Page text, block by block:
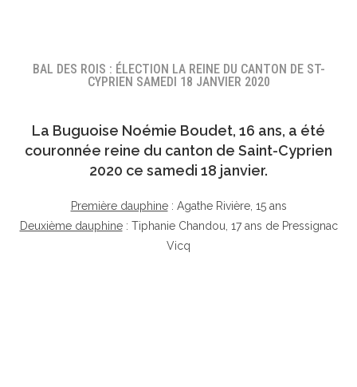
BAL DES ROIS : ÉLECTION LA REINE DU CANTON DE ST-
CYPRIEN SAMEDI 18 JANVIER 2020
La Buguoise Noémie Boudet, 16 ans, a été
couronnée reine du canton de Saint-Cyprien
2020 ce samedi 18 janvier.
Première dauphine: Agathe Rivière, 15 ans
Deuxième dauphine: Tiphanie Chandou, 17 ans de Pressignac
Vicq